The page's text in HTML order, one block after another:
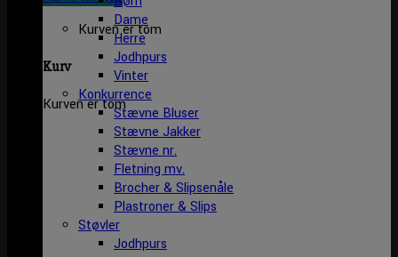
Kurven er tom
Kurv
Kurven er tom
Dame
Herre
Jodhpurs
Vinter
Konkurrence
Stævne Bluser
Stævne Jakker
Stævne nr.
Fletning mv.
Brocher & Slipsenåle
Plastroner & Slips
Støvler
Jodhpurs